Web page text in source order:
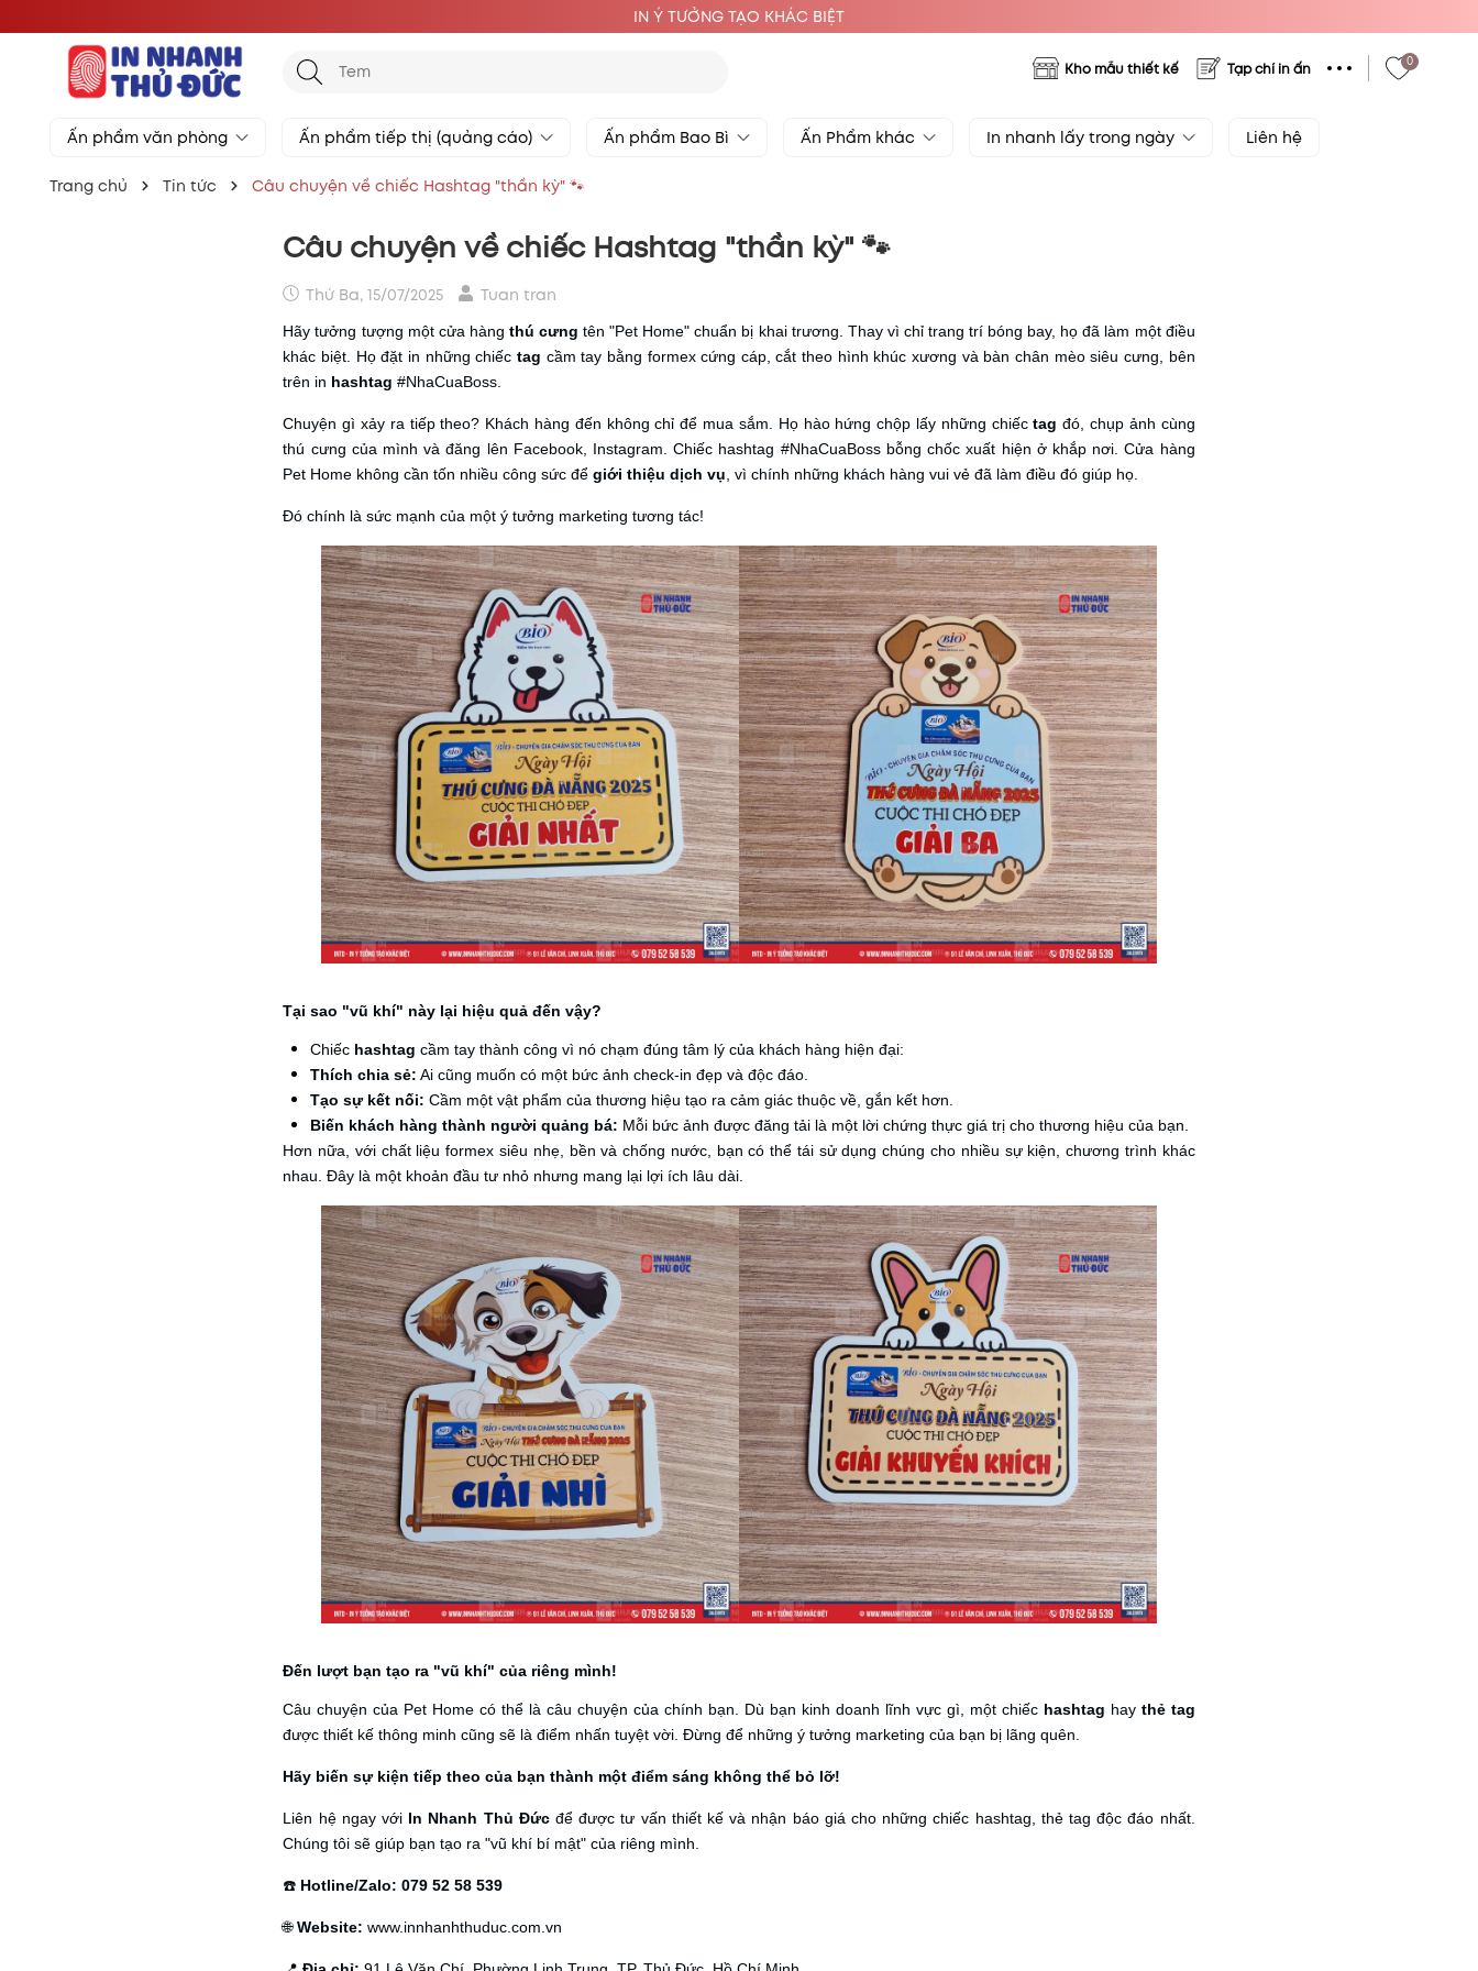
IN Ý TƯỞNG TẠO KHÁC BIỆT
Kho mẫu thiết kế Tạp chí in ấn 0
Ấn phẩm văn phòng Ấn phẩm tiếp thị (quảng cáo) Ấn phẩm Bao Bì Ấn Phẩm khác In nhanh lấy trong ngày Liên hệ
Trang chủ Tin tức Câu chuyện về chiếc Hashtag "thần kỳ" 🐾
Câu chuyện về chiếc Hashtag "thần kỳ" 🐾
Thứ Ba, 15/07/2025 Tuan tran
Hãy tưởng tượng một cửa hàng thú cưng tên "Pet Home" chuẩn bị khai trương. Thay vì chỉ trang trí bóng bay, họ đã làm một điều
khác biệt. Họ đặt in những chiếc tag cầm tay bằng formex cứng cáp, cắt theo hình khúc xương và bàn chân mèo siêu cưng, bên
trên in hashtag #NhaCuaBoss.
Chuyện gì xảy ra tiếp theo? Khách hàng đến không chỉ để mua sắm. Họ hào hứng chộp lấy những chiếctag đó, chụp ảnh cùng
thú cưng của mình và đăng lên Facebook, Instagram. Chiếc hashtag #NhaCuaBoss bỗng chốc xuất hiện ở khắp nơi. Cửa hàng
Pet Home không cần tốn nhiều công sức đểgiới thiệu dịch vụ , vì chính những khách hàng vui vẻ đã làm điều đó giúp họ.
Đó chính là sức mạnh của một ý tưởng marketing tương tác!
Tại sao "vũ khí" này lại hiệu quả đến vậy?
Chiếc hashtag cầm tay thành công vì nó chạm đúng tâm lý của khách hàng hiện đại:
Thích chia sẻ: Ai cũng muốn có một bức ảnh check-in đẹp và độc đáo.
Tạo sự kết nối: Cầm một vật phẩm của thương hiệu tạo ra cảm giác thuộc về, gắn kết hơn.
Biến khách hàng thành người quảng bá: Mỗi bức ảnh được đăng tải là một lời chứng thực giá trị cho thương hiệu của bạn.
Hơn nữa, với chất liệu formex siêu nhẹ, bền và chống nước, bạn có thể tái sử dụng chúng cho nhiều sự kiện, chương trình khác
nhau. Đây là một khoản đầu tư nhỏ nhưng mang lại lợi ích lâu dài.
Đến lượt bạn tạo ra "vũ khí" của riêng mình!
Câu chuyện của Pet Home có thể là câu chuyện của chính bạn. Dù bạn kinh doanh lĩnh vực gì, một chiếc hashtag hay thẻ tag
được thiết kế thông minh cũng sẽ là điểm nhấn tuyệt vời. Đừng để những ý tưởng marketing của bạn bị lãng quên.
Hãy biến sự kiện tiếp theo của bạn thành một điểm sáng không thể bỏ lỡ!
Liên hệ ngay với In Nhanh Thủ Đứcđể được tư vấn thiết kế và nhận báo giá cho những chiếc hashtag, thẻ tag độc đáo nhất.
Chúng tôi sẽ giúp bạn tạo ra "vũ khí bí mật" của riêng mình.
☎️ Hotline/Zalo: 079 52 58 539
🌐Website: www.innhanhthuduc.com .vn